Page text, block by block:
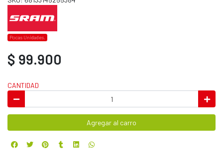
Pocas Unidades.
$ 99.900
CANTIDAD
Agregar al carro